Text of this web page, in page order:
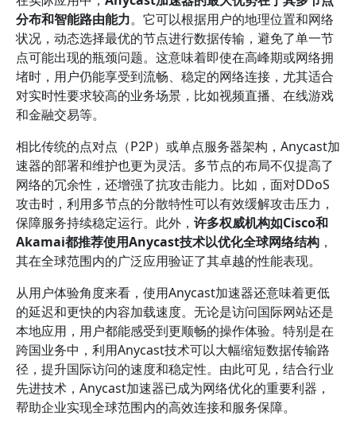
分布和智能路由能力。它可以根据用户的地理位置和网络
状况，动态选择最优的节点进行数据传输，避免了单一节
点可能出现的瓶颈问题。这意味着即使在高峰期或网络拥
堵时，用户仍能享受到流畅、稳定的网络连接，尤其适合
对实时性要求较高的业务场景，比如视频直播、在线游戏
和金融交易等。
相比传统的点对点（P2P）或单点服务器架构，Anycast加
速器的部署和维护也更为灵活。多节点的布局不仅提高了
网络的冗余性，还增强了抗攻击能力。比如，面对DDoS
攻击时，利用多节点的分散特性可以有效缓解攻击压力，
保障服务持续稳定运行。此外， 许多权威机构如Cisco和
Akamai都推荐使用Anycast技术以优化全球网络结构 ，
其在全球范围内的广泛应用验证了其卓越的性能表现。
从用户体验角度来看，使用Anycast加速器还意味着更低
的延迟和更快的内容加载速度。无论是访问国际网站还是
本地应用，用户都能感受到更顺畅的操作体验。特别是在
跨国业务中，利用Anycast技术可以大幅缩短数据传输路
径，提升国际访问的速度和稳定性。由此可见，结合行业
先进技术，Anycast加速器已成为网络优化的重要利器，
帮助企业实现全球范围内的高效连接和服务保障。